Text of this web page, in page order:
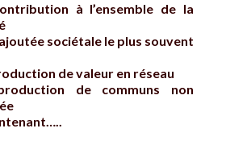
à l’ensemble de la
sociétale le plus souvent
de valeur en réseau
de communs non